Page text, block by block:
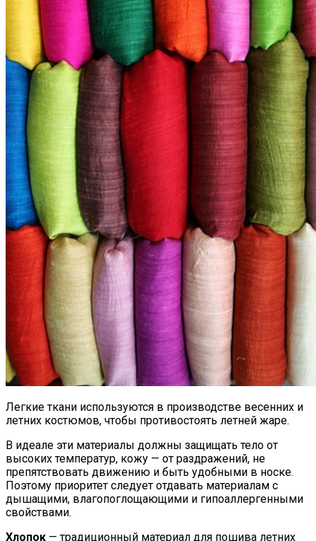
Легкие ткани используются в производстве весенних и
летних костюмов, чтобы противостоять летней жаре.
В идеале эти материалы должны защищать тело от
высоких температур, кожу — от раздражений, не
препятствовать движению и быть удобными в носке.
Поэтому приоритет следует отдавать материалам с
дышащими, влагопоглощающими и гипоаллергенными
свойствами.
Хлопок — традиционный материал для пошива летних